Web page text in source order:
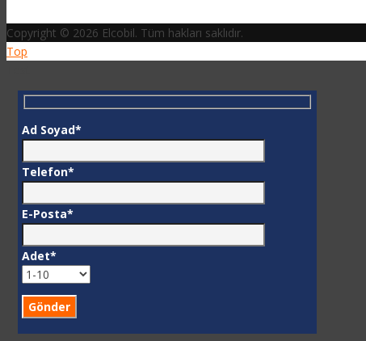
Copyright © 2026 Elcobil. Tüm hakları saklıdır.
Top
Ad Soyad*
Telefon*
E-Posta*
Adet*